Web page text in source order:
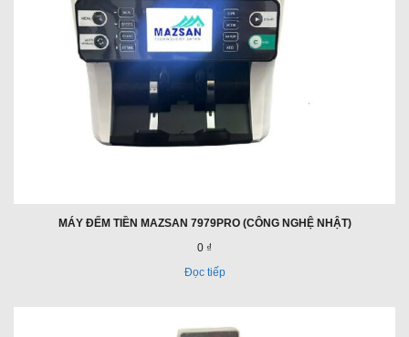
MÁY ĐẾM TIỀN MAZSAN 7979PRO (CÔNG NGHỆ NHẬT)
0 ₫
Đọc tiếp